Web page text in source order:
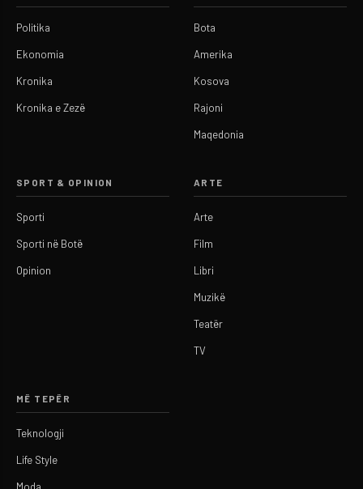
Politika
Ekonomia
Kronika
Kronika e Zezë
Bota
Amerika
Kosova
Rajoni
Maqedonia
SPORT & OPINION
Sporti
Sporti në Botë
Opinion
ARTE
Arte
Film
Libri
Muzikë
Teatër
TV
MË TEPËR
Teknologji
Life Style